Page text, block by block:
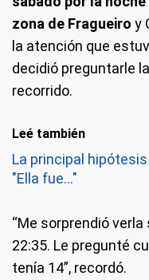
zona de Fragueiro y
la atención que
decidió preguntarle
recorrido.
Leé también
La principal
"Ella fue..."
“Me sorprendió
22:35. Le pregunté
tenía 14”, recordó.